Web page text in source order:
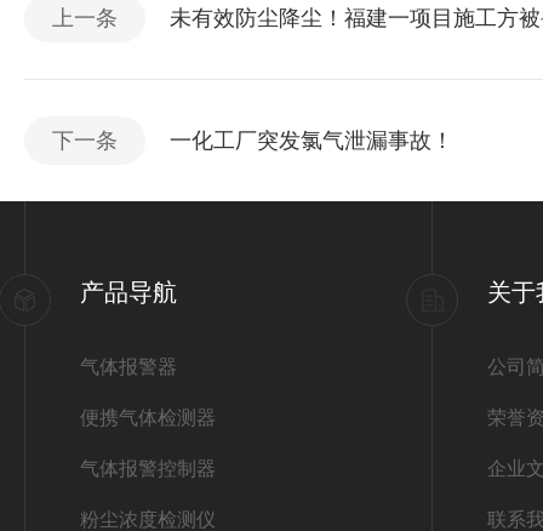
上一条 未有效防尘降尘！福建一项目施工方
下一条 一化工厂突发氯气泄漏事故！
产品导航
气体报警器
便携气体检测器
气体报警控制器
粉尘浓度检测仪
关于
公司
荣誉
企业
联系